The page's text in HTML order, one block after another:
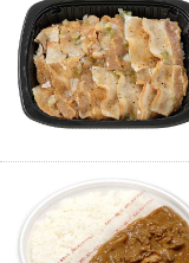
パウダースペース ラ
ソフトバンクギフト